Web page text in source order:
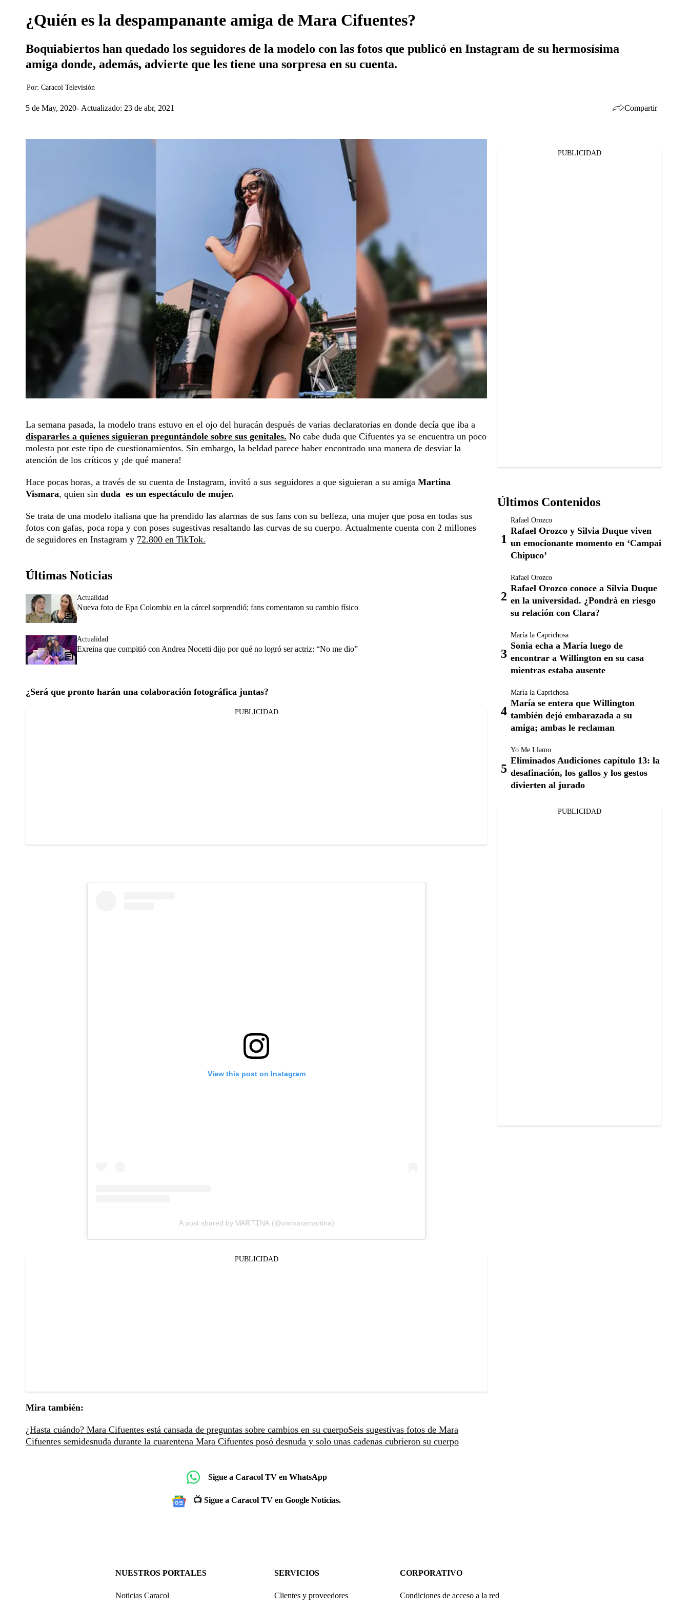
¿Quién es la despampanante amiga de Mara Cifuentes?
Boquiabiertos han quedado los seguidores de la modelo con las fotos que publicó en Instagram de su hermosísima
amiga donde, además, advierte que les tiene una sorpresa en su cuenta.
Por: Caracol Televisión
5 de May, 2020 Actualizado: 23 de abr, 2021 Compartir
La semana pasada, la modelo trans estuvo en el ojo del huracán después de varias declaratorias en donde decía que iba a
dispararles a quienes siguieran preguntándole sobre sus genitales. No cabe duda que Cifuentes ya se encuentra un poco
molesta por este tipo de cuestionamientos. Sin embargo, la beldad parece haber encontrado una manera de desviar la
atención de los críticos y ¡de qué manera!
Hace pocas horas, a través de su cuenta de Instagram, invitó a sus seguidores a que siguieran a su amiga Martina
Vismara, quien sin duda es un espectáculo de mujer.
Se trata de una modelo italiana que ha prendido las alarmas de sus fans con su belleza, una mujer que posa en todas sus
fotos con gafas, poca ropa y con poses sugestivas resaltando las curvas de su cuerpo. Actualmente cuenta con 2 millones
de seguidores en Instagram y 72.800 en TikTok.
Últimas Noticias
Actualidad
Nueva foto de Epa Colombia en la cárcel sorprendió; fans comentaron su cambio físico
Actualidad
Exreina que compitió con Andrea Nocetti dijo por qué no logró ser actriz: “No me dio”
¿Será que pronto harán una colaboración fotográfica juntas?
PUBLICIDAD
View this post on Instagram
A post shared by ᎷᎪᎡᎢᏆNᎪ (@vismaramartina)
PUBLICIDAD
Mira también:
¿Hasta cuándo? Mara Cifuentes está cansada de preguntas sobre cambios en su cuerpoSeis sugestivas fotos de Mara
Cifuentes semidesnuda durante la cuarentena Mara Cifuentes posó desnuda y solo unas cadenas cubrieron su cuerpo
Sigue a Caracol TV en WhatsApp
📺 Sigue a Caracol TV en Google Noticias.
PUBLICIDAD
Últimos Contenidos
Rafael Orozco
Rafael Orozco y Silvia Duque viven
un emocionante momento en ‘Campai
Chipuco’
Rafael Orozco
Rafael Orozco conoce a Silvia Duque
en la universidad. ¿Pondrá en riesgo
su relación con Clara?
María la Caprichosa
Sonia echa a María luego de
encontrar a Willington en su casa
mientras estaba ausente
María la Caprichosa
María se entera que Willington
también dejó embarazada a su
amiga; ambas le reclaman
Yo Me Llamo
Eliminados Audiciones capítulo 13: la
desafinación, los gallos y los gestos
divierten al jurado
PUBLICIDAD
NUESTROS PORTALES
Noticias Caracol
SERVICIOS
Clientes y proveedores
CORPORATIVO
Condiciones de acceso a la red